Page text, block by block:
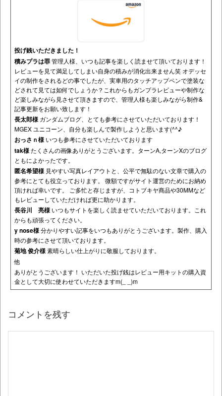
投げ銭いただきました！
積みプラは罪管理人様、いつも記事を楽しく読ませて頂いております！
レビューを見て満足してしまい自身の積みが消化出来ません笑 オデッセ
イの制作をされるどの事でしたが、実車用のタッチアップペンで塗装な
どされて見ては如何でしょうか？これからもガンプラレビューや制作な
ど楽しみながら見させて頂きますので、管理人様も楽しみながら制作&
記事更新をお願い致します！
長太郎様 ガンダムブログ、とても参考にさせていただいております！
MGEX ユニコーン、自分も楽しんで製作しようと思います(^^♪
おっさｎ様 いつも参考にさせていただいております
tak様たくさんの画像ありがとうございます。ターンA,ターンXのブログ
ともによかったです。
匿名希望様 見やすい写真レイアウトと、公平で無駄のない文章で購入の
参考にとても役立っております。 微額ですがサイト運営のためにお納め
頂ければ幸いです。 ご多忙と存じますが、コトブキヤ商品や30MMなど
もレビューしていただければ更に助かります。
長谷川 亮様 いつもサイトを楽しく読ませていただいております。これ
からも頑張ってください。
y nose様分かりやすい記事をいつもありがとうございます。製作、購入
時の参考にさせて頂いております。
菊地 俊介様素晴らしい仕上がりに敬服しております。
他
ありがとうございます！ いただいた投げ銭はレビュー用キットの購入資
金として大切に使わせていただきますm(_ _)m
コメントを残す